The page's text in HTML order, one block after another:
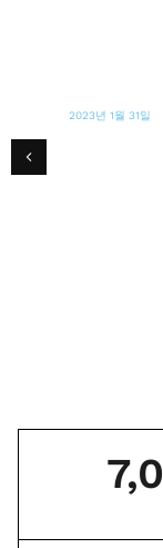
2022년 10월 26일